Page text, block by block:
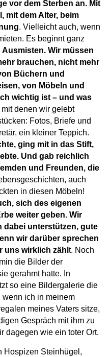
vor dem Sterben an. Mit
mit dem Alter, beim
. Vielleicht auch, wenn
Es beginnt ganz
Wir müssen
brauchen, nicht mehr
Büchern und
von Möbeln und
wichtig ist – und was
denen wir gelebt
Fotos, Briefe und
ein kleiner Teppich.
ging mit in das Stift,
Und gab reichlich
und Freunden, die
auch
in diesen Möbeln!
sich des eigenen
weiter geben. Wir
dabei unterstützen, gute
wir darüber sprechen
uns wirklich zähl t. Noch
die Bilder der
gerahmt hatte. In
so eine Bildergalerie die
wenn ich in meinem
meines Vaters sitze,
Gespräch mit ihm zu
dagegen wie ein toter Ort.
Hospizen Steinhügel,